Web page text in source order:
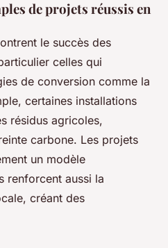
de projets réussis en
le succès des
celles qui
de conversion comme la
certaines installations
résidus agricoles,
carbone. Les projets
un modèle
renforcent aussi la
créant des